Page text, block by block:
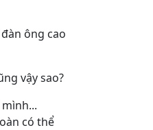
ông cao
vậy sao?
có thể